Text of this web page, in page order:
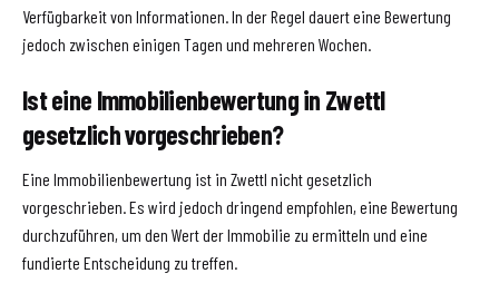
Verfügbarkeit von Informationen. In der Regel dauert eine Bewertung
jedoch zwischen einigen Tagen und mehreren Wochen.
Ist eine Immobilienbewertung in Zwettl
gesetzlich vorgeschrieben?
Eine Immobilienbewertung ist in Zwettl nicht gesetzlich
vorgeschrieben. Es wird jedoch dringend empfohlen, eine Bewertung
durchzuführen, um den Wert der Immobilie zu ermitteln und eine
fundierte Entscheidung zu treffen.